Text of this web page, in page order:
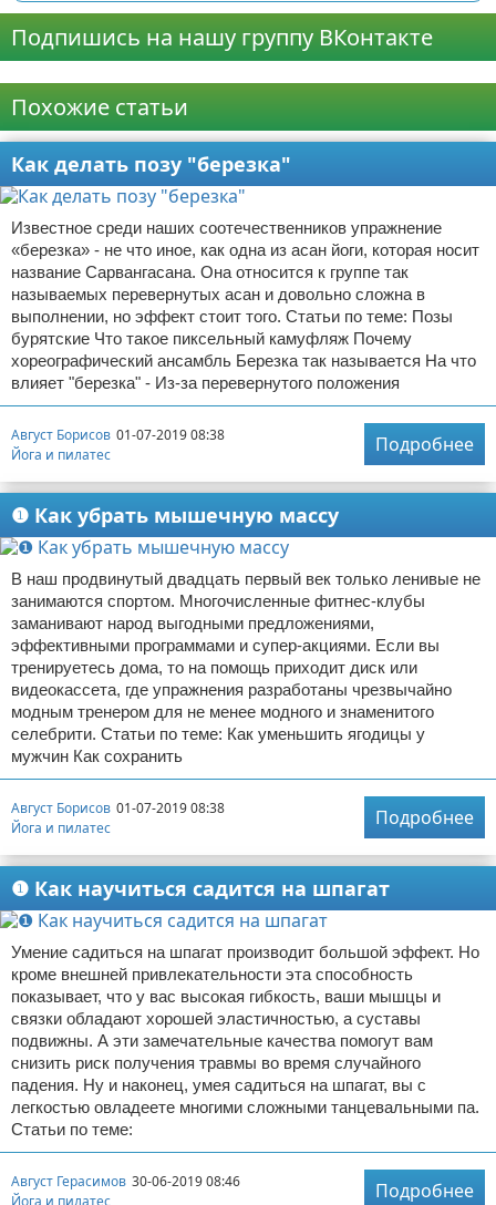
Подпишись на нашу группу ВКонтакте
Похожие статьи
Как делать позу "березка"
Известное среди наших соотечественников упражнение
«березка» - не что иное, как одна из асан йоги, которая носит
название Сарвангасана. Она относится к группе так
называемых перевернутых асан и довольно сложна в
выполнении, но эффект стоит того. Статьи по теме: Позы
бурятские Что такое пиксельный камуфляж Почему
хореографический ансамбль Березка так называется На что
влияет "березка" - Из-за перевернутого положения
Август Борисов 01-07-2019 08:38
Йога и пилатес
Подробнее
❶ Как убрать мышечную массу
В наш продвинутый двадцать первый век только ленивые не
занимаются спортом. Многочисленные фитнес-клубы
заманивают народ выгодными предложениями,
эффективными программами и супер-акциями. Если вы
тренируетесь дома, то на помощь приходит диск или
видеокассета, где упражнения разработаны чрезвычайно
модным тренером для не менее модного и знаменитого
селебрити. Статьи по теме: Как уменьшить ягодицы у
мужчин Как сохранить
Август Борисов 01-07-2019 08:38
Йога и пилатес
Подробнее
❶ Как научиться садится на шпагат
Умение садиться на шпагат производит большой эффект. Но
кроме внешней привлекательности эта способность
показывает, что у вас высокая гибкость, ваши мышцы и
связки обладают хорошей эластичностью, а суставы
подвижны. А эти замечательные качества помогут вам
снизить риск получения травмы во время случайного
падения. Ну и наконец, умея садиться на шпагат, вы с
легкостью овладеете многими сложными танцевальными па.
Статьи по теме:
Август Герасимов 30-06-2019 08:46
Йога и пилатес
Подробнее